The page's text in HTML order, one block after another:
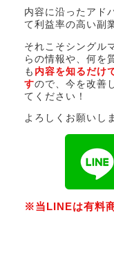
内容に沿ったアド
て利益率の高い副
それこそシングル
らの情報や、何を
も 内容を知るだけ
すので、今を改善
てください！
よろしくお願いし
※当LINEは有料